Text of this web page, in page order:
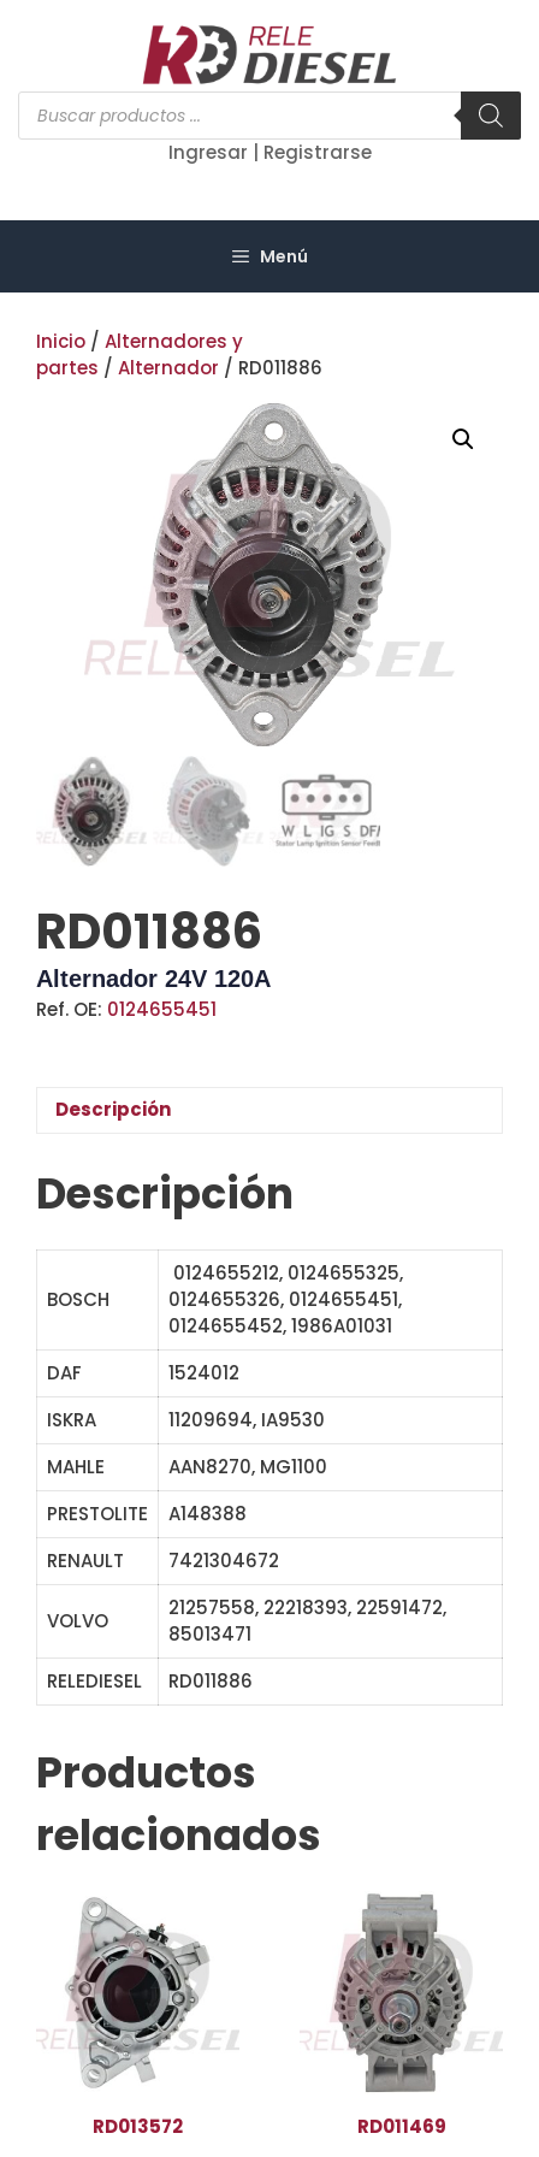
Búsqueda
de
productos
Ingresar | Registrarse
Menú
Inicio / Alternadores y
partes / Alternador / RD011886
RD011886
Alternador 24V 120A
Ref. OE: 0124655451
Descripción
Descripción
BOSCH
0124655212, 0124655325,
0124655326, 0124655451,
0124655452, 1986A01031
DAF
1524012
ISKRA
11209694, IA9530
MAHLE
AAN8270, MG1100
PRESTOLITE
A148388
RENAULT
7421304672
VOLVO
21257558, 22218393, 22591472,
85013471
RELEDIESEL
RD011886
Productos
relacionados
RD013572 RD011469